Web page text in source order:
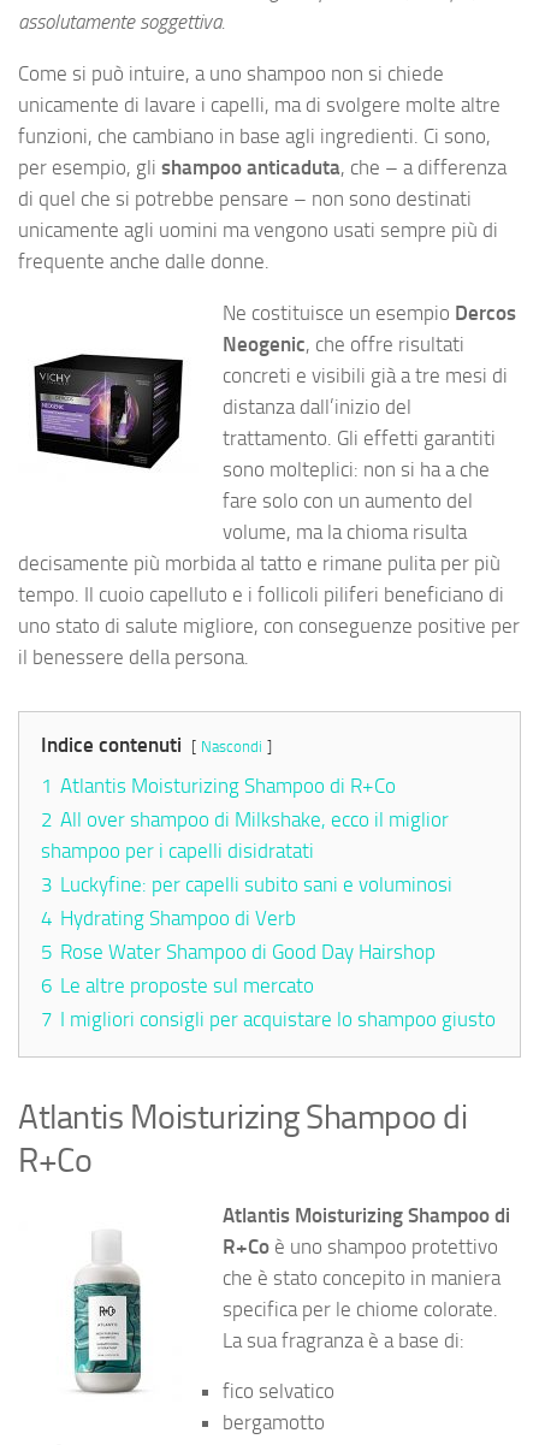
assolutamente soggettiva.
Come si può intuire, a uno shampoo non si chiede
unicamente di lavare i capelli, ma di svolgere molte altre
funzioni, che cambiano in base agli ingredienti. Ci sono,
per esempio, gli shampoo anticaduta, che – a differenza
di quel che si potrebbe pensare – non sono destinati
unicamente agli uomini ma vengono usati sempre più di
frequente anche dalle donne.
Ne costituisce un esempio Dercos
Neogenic, che offre risultati
concreti e visibili già a tre mesi di
distanza dall’inizio del
trattamento. Gli effetti garantiti
sono molteplici: non si ha a che
fare solo con un aumento del
volume, ma la chioma risulta
decisamente più morbida al tatto e rimane pulita per più
tempo. Il cuoio capelluto e i follicoli piliferi beneficiano di
uno stato di salute migliore, con conseguenze positive per
il benessere della persona.
Indice contenuti Nascondi
1 Atlantis Moisturizing Shampoo di R+Co
2 All over shampoo di Milkshake, ecco il miglior
shampoo per i capelli disidratati
3 Luckyfine: per capelli subito sani e voluminosi
4 Hydrating Shampoo di Verb
5 Rose Water Shampoo di Good Day Hairshop
6 Le altre proposte sul mercato
7 I migliori consigli per acquistare lo shampoo giusto
Atlantis Moisturizing Shampoo di
R+Co
Atlantis Moisturizing Shampoo di
R+Co è uno shampoo protettivo
che è stato concepito in maniera
specifica per le chiome colorate.
La sua fragranza è a base di:
fico selvatico
bergamotto